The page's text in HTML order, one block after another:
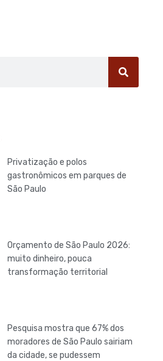
Privatização e polos
gastronômicos em parques de
São Paulo
Orçamento de São Paulo 2026:
muito dinheiro, pouca
transformação territorial
Pesquisa mostra que 67% dos
moradores de São Paulo sairiam
da cidade, se pudessem